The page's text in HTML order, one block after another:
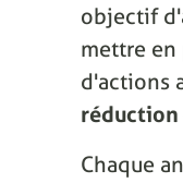
objectif
mettre en
d'actions
réduction
Chaque